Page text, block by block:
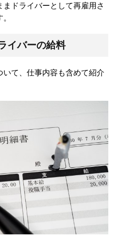
ドライバーとして再雇用さ
イバーの給料
て、仕事内容も含めて紹介